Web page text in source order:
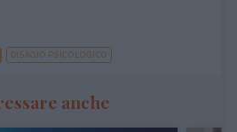
DISAGIO PSICOLOGICO
anche